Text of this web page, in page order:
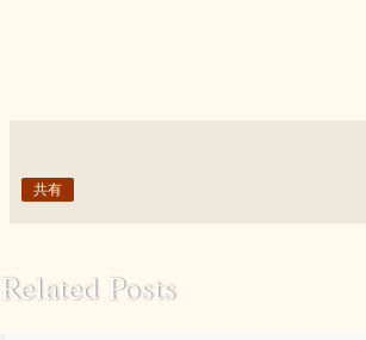
共有
Related Posts